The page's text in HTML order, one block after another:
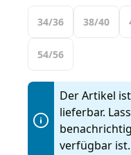
34/36 38/40
54/56
Der Artikel
lieferbar.
verfügbar ist.